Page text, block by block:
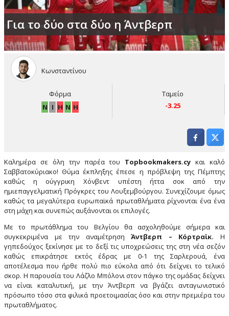
Για το δύο στα δύο η Άντβερπ
Κωνσταντίνου
Φόρμα
Ν Ι Η Ν Η
Ταμείο
-3.25
Καλημέρα σε όλη την παρέα του Topbookmakers.cy και καλό
Σαββατοκύριακο! Θύμα έκπληξης έπεσε η πρόβλεψη της Πέμπτης
καθώς η ούγγρικη Χόνβεντ υπέστη ήττα σοκ από την
ημιεπαγγελματική Πρόγκρες του Λουξεμβούργου. Συνεχίζουμε όμως
καθώς τα μεγαλύτερα ευρωπαϊκά πρωταθλήματα ρίχνονται ένα ένα
στη μάχη και συνεπώς αυξάνονται οι επιλογές.
Με το πρωτάθλημα του Βελγίου θα ασχοληθούμε σήμερα και
συγκεκριμένα με την αναμέτρησηΆντβερπ – Κόρτραϊκ. Η
γηπεδούχος ξεκίνησε με το δεξί τις υποχρεώσεις της στη νέα σεζόν
καθώς επικράτησε εκτός έδρας με 0-1 της Σαρλερουά, ένα
αποτέλεσμα που ήρθε πολύ πιο εύκολα από ότι δείχνει το τελικό
σκορ. Η παρουσία του Λάζλο Μπόλονι στον πάγκο της ομάδας δείχνει
να είναι καταλυτική, με την Άντβερπ να βγάζει ανταγωνιστικό
πρόσωπο τόσο στα φιλικά προετοιμασίας όσο και στην πρεμιέρα του
πρωταθλήματος.